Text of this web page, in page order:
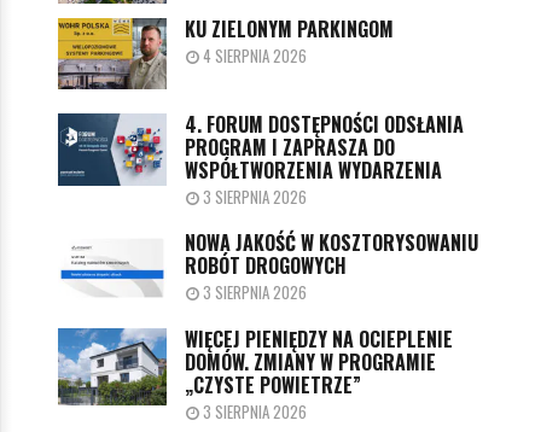
KU ZIELONYM PARKINGOM
4 SIERPNIA 2026
4. FORUM DOSTĘPNOŚCI ODSŁANIA
PROGRAM I ZAPRASZA DO
WSPÓŁTWORZENIA WYDARZENIA
3 SIERPNIA 2026
NOWA JAKOŚĆ W KOSZTORYSOWANIU
ROBÓT DROGOWYCH
3 SIERPNIA 2026
WIĘCEJ PIENIĘDZY NA OCIEPLENIE
DOMÓW. ZMIANY W PROGRAMIE
„CZYSTE POWIETRZE”
3 SIERPNIA 2026